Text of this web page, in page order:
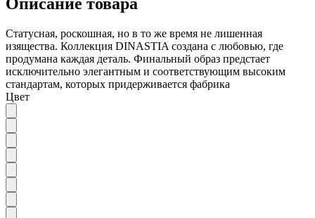
Статусная, роскошная, но в то же время не лишенная
изящества. Коллекция DINASTIA создана с любовью, где
продумана каждая деталь. Финальный образ предстает
исключительно элегантным и соответствующим высоким
стандартам, которых придерживается фабрика
Цвет